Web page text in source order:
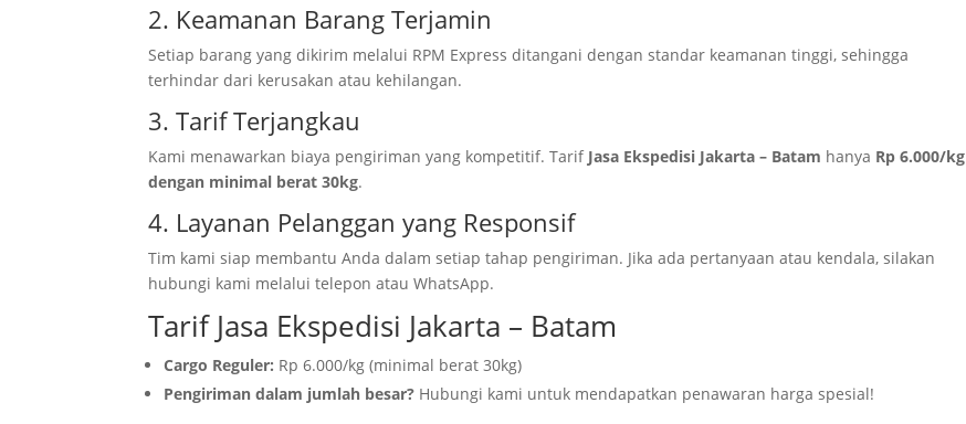
2. Keamanan Barang Terjamin
Setiap barang yang dikirim melalui RPM Express ditangani dengan standar keamanan tinggi, sehingga
terhindar dari kerusakan atau kehilangan.
3. Tarif Terjangkau
Kami menawarkan biaya pengiriman yang kompetitif. Tarif Jasa Ekspedisi Jakarta – Batam hanya Rp 6.000/kg
dengan minimal berat 30kg.
4. Layanan Pelanggan yang Responsif
Tim kami siap membantu Anda dalam setiap tahap pengiriman. Jika ada pertanyaan atau kendala, silakan
hubungi kami melalui telepon atau WhatsApp.
Tarif Jasa Ekspedisi Jakarta – Batam
Cargo Reguler: Rp 6.000/kg (minimal berat 30kg)
Pengiriman dalam jumlah besar? Hubungi kami untuk mendapatkan penawaran harga spesial!